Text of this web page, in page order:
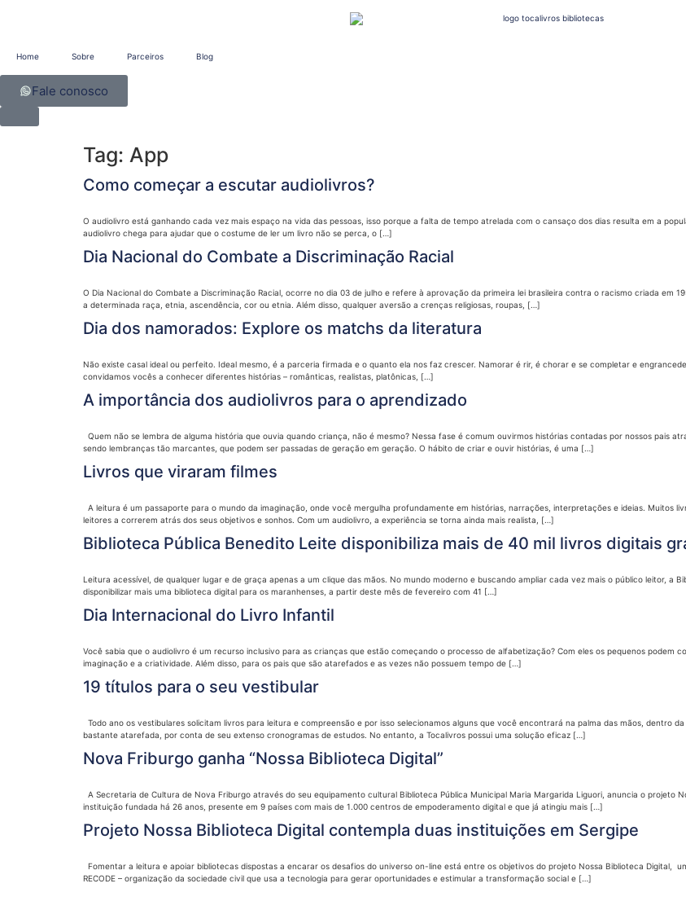
Home Sobre Parceiros Blog
Fale conosco
Tag: App
Como começar a escutar audiolivros?
O audiolivro está ganhando cada vez mais espaço na vida das pessoas, isso porque a falta de tempo atrelada com o cansaço dos dias resulta em a
audiolivro chega para ajudar que o costume de ler um livro não se perca, o […]
Dia Nacional do Combate a Discriminação Racial
O Dia Nacional do Combate a Discriminação Racial, ocorre no dia 03 de julho e refere à aprovação da primeira lei brasileira contra o racismo criada em
a determinada raça, etnia, ascendência, cor ou etnia. Além disso, qualquer aversão a crenças religiosas, roupas, […]
Dia dos namorados: Explore os matchs da literatura
Não existe casal ideal ou perfeito. Ideal mesmo, é a parceria firmada e o quanto ela nos faz crescer. Namorar é rir, é chorar e se completar e
convidamos vocês a conhecer diferentes histórias – românticas, realistas, platônicas, […]
A importância dos audiolivros para o aprendizado
Quem não se lembra de alguma história que ouvia quando criança, não é mesmo? Nessa fase é comum ouvirmos histórias contadas por nossos pais
sendo lembranças tão marcantes, que podem ser passadas de geração em geração. O hábito de criar e ouvir histórias, é uma […]
Livros que viraram filmes
A leitura é um passaporte para o mundo da imaginação, onde você mergulha profundamente em histórias, narrações, interpretações e ideias. Muitos
leitores a correrem atrás dos seus objetivos e sonhos. Com um audiolivro, a experiência se torna ainda mais realista, […]
Biblioteca Pública Benedito Leite disponibiliza mais de 40 mil livros digitais
Leitura acessível, de qualquer lugar e de graça apenas a um clique das mãos. No mundo moderno e buscando ampliar cada vez mais o público leitor, a
disponibilizar mais uma biblioteca digital para os maranhenses, a partir deste mês de fevereiro com 41 […]
Dia Internacional do Livro Infantil
Você sabia que o audiolivro é um recurso inclusivo para as crianças que estão começando o processo de alfabetização? Com eles os pequenos podem
imaginação e a criatividade. Além disso, para os pais que são atarefados e as vezes não possuem tempo de […]
19 títulos para o seu vestibular
Todo ano os vestibulares solicitam livros para leitura e compreensão e por isso selecionamos alguns que você encontrará na palma das mãos, dentro
bastante atarefada, por conta de seu extenso cronogramas de estudos. No entanto, a Tocalivros possui uma solução eficaz […]
Nova Friburgo ganha “Nossa Biblioteca Digital”
A Secretaria de Cultura de Nova Friburgo através do seu equipamento cultural Biblioteca Pública Municipal Maria Margarida Liguori, anuncia o projeto
instituição fundada há 26 anos, presente em 9 países com mais de 1.000 centros de empoderamento digital e que já atingiu mais […]
Projeto Nossa Biblioteca Digital contempla duas instituições em Sergipe
Fomentar a leitura e apoiar bibliotecas dispostas a encarar os desafios do universo on-line está entre os objetivos do projeto Nossa Biblioteca Digital,
RECODE – organização da sociedade civil que usa a tecnologia para gerar oportunidades e estimular a transformação social e […]